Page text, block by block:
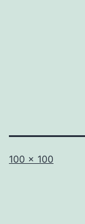
Volledige
100 × 100